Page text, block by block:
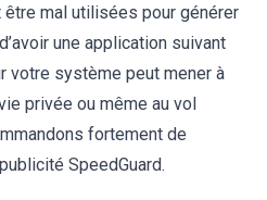
mal utilisées pour générer
une application suivant
votre système peut mener à
privée ou même au vol
fortement de
SpeedGuard.